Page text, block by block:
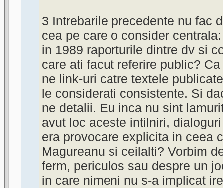
3 Intrebarile precedente nu fac
cea pe care o consider
in 1989 raporturile dintre dv si
care ati facut referire public?
ne link-uri catre textele
le considerati consistente. Si
ne detalii. Eu inca nu sint
avut loc aceste intilniri,
era provocare explicita in ceea
Magureanu si ceilalti? Vorbim
ferm, periculos sau despre un
in care nimeni nu s-a implicat